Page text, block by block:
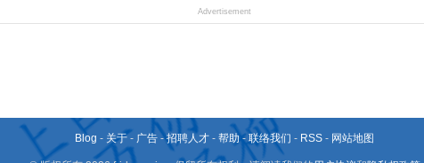
Advertisement
Blog - 关于 - 广告 -招聘人才 - 帮助- 联络我们 - RSS - 网站地图